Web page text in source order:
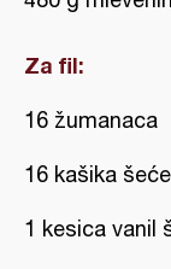
Za fil:
16 žumanaca
16 kašika
1 kesica vanil